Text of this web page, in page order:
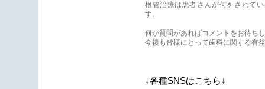
根管治療は患者さんが何をされて
す。
何か質問があればコメントをお待ち
今後も皆様にとって歯科に関する有
↓各種SNSはこちら↓